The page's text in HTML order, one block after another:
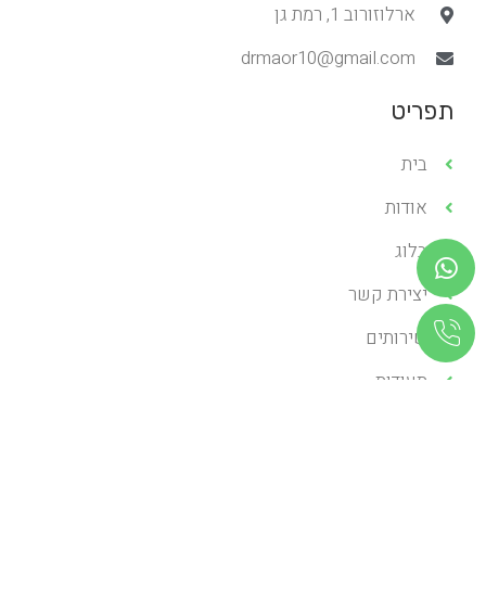
ארלוזורוב 1, רמת גן
drmaor10@gmail.com
תפריט
בית
אודות
בלוג
יצירת קשר
שירותים
תעודות